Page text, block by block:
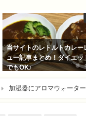
当サイトのレトルトカレー
ュー記事まとめ！ダイエッ
でもOK♪
加湿器にアロマウォータ